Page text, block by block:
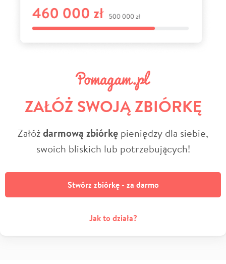
ZAŁÓŻ SWOJĄ ZBIÓRKĘ
Załóżdarmową zbiórkę pieniędzy dla siebie,
swoich bliskich lub potrzebujących!
Stwórz zbiórkę - za darmo
Jak to działa?